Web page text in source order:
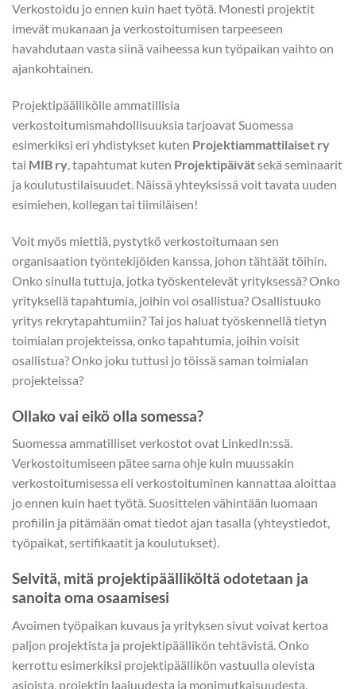
Verkostoidu jo ennen kuin haet työtä. Monesti projektit
imevät mukanaan ja verkostoitumisen tarpeeseen
havahdutaan vasta siinä vaiheessa kun työpaikan vaihto on
ajankohtainen.
Projektipäällikölle ammatillisia
verkostoitumismahdollisuuksia tarjoavat Suomessa
esimerkiksi eri yhdistykset kuten Projektiammattilaiset ry
tai MIB ry, tapahtumat kuten Projektipäivätsekä seminaarit
ja koulutustilaisuudet. Näissä yhteyksissä voit tavata uuden
esimiehen, kollegan tai tiimiläisen!
Voit myös miettiä, pystytkö verkostoitumaan sen
organisaation työntekijöiden kanssa, johon tähtäät töihin.
Onko sinulla tuttuja, jotka työskentelevät yrityksessä? Onko
yrityksellä tapahtumia, joihin voi osallistua? Osallistuuko
yritys rekrytapahtumiin? Tai jos haluat työskennellä tietyn
toimialan projekteissa, onko tapahtumia, joihin voisit
osallistua? Onko joku tuttusi jo töissä saman toimialan
projekteissa?
Ollako vai eikö olla somessa?
Suomessa ammatilliset verkostot ovat LinkedIn:ssä.
Verkostoitumiseen pätee sama ohje kuin muussakin
verkostoitumisessa eli verkostoituminen kannattaa aloittaa
jo ennen kuin haet työtä. Suosittelen vähintään luomaan
profiilin ja pitämään omat tiedot ajan tasalla (yhteystiedot,
työpaikat, sertifikaatit ja koulutukset).
Selvitä, mitä projektipäälliköltä odotetaan ja
sanoita oma osaamisesi
Avoimen työpaikan kuvaus ja yrityksen sivut voivat kertoa
paljon projektista ja projektipäällikön tehtävistä. Onko
kerrottu esimerkiksi projektipäällikön vastuulla olevista
asioista, projektin laajuudesta ja monimutkaisuudesta,